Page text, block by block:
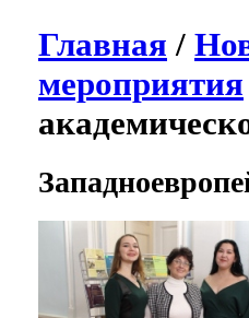
Главная /
мероприятия